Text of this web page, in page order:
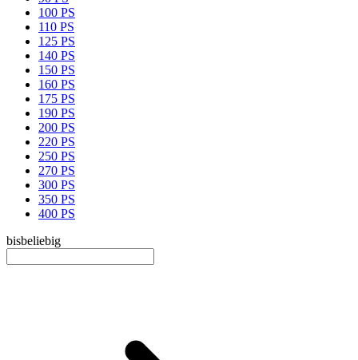
100 PS
110 PS
125 PS
140 PS
150 PS
160 PS
175 PS
190 PS
200 PS
220 PS
250 PS
270 PS
300 PS
350 PS
400 PS
bisbeliebig